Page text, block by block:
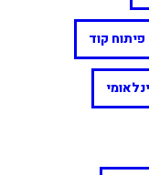
פיתוח קוד